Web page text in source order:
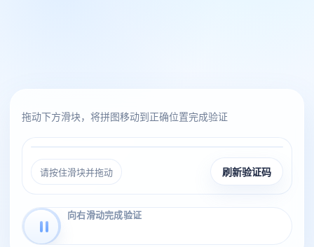
拖动下方滑块，将拼图移动到正确位置完成验证
请按住滑块并拖动 刷新验证码
向右滑动完成验证